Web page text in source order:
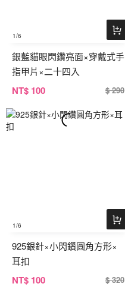
1/6
銀藍貓眼閃鑽亮面×穿戴式手
指甲片×二十四入
NT$ 100 $ 290
1/6
925銀針×小閃鑽圓角方形×
耳扣
NT$ 100 $ 320